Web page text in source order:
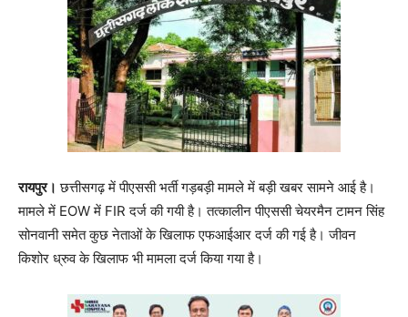
रायपुर। छत्तीसगढ़ में पीएससी भर्ती गड़बड़ी मामले में बड़ी खबर सामने आई है।
मामले में EOW में FIR दर्ज की गयी है। तत्कालीन पीएससी चेयरमैन टामन सिंह
सोनवानी समेत कुछ नेताओं के खिलाफ एफआईआर दर्ज की गई है। जीवन
किशोर ध्रुव के खिलाफ भी मामला दर्ज किया गया है।